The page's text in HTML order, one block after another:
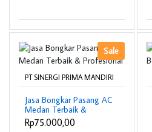
Sale
PT SINERGI PRIMA MANDIRI
Jasa Bongkar Pasang AC
Medan Terbaik &
Profesional
Rp75.000,00